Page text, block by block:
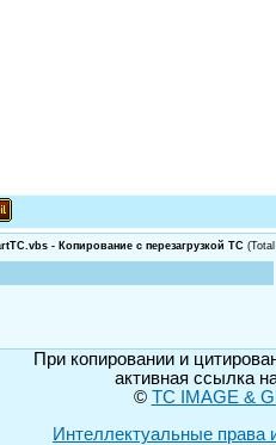
- Копирование с перезагрузкой ТС
При копировании и
активная ссылка
© TC IMAGE &
Интеллектуальные права